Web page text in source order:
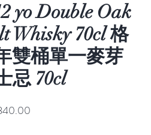
yo Double Oak
Whisky 70cl 格
雙桶單一麥芽
忌 70cl